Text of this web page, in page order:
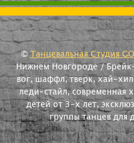
©Танцевальная Студия
Нижнем Новгороде /
вог, шаффл, тверк, хай-
леди-стайл, современная
детей от 3-х лет,
группы танцев для